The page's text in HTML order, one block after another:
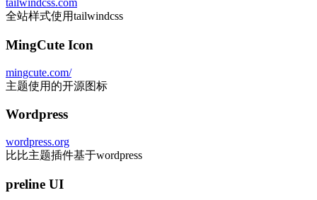
tailwindcss.com
全站样式使用tailwindcss
MingCute Icon
mingcute.com/
主题使用的开源图标
Wordpress
wordpress.org
比比主题插件基于wordpress
preline UI